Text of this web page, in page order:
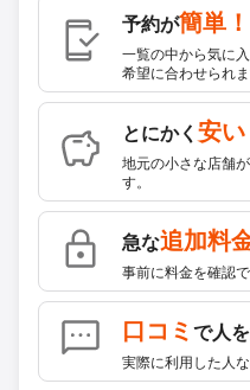
予約が簡単！
一覧の中から気に
希望に合わせられま
とにかく 安い
地元の小さな店舗
す。
急な追加料
事前に料金を確認
口コミで人
実際に利用した人